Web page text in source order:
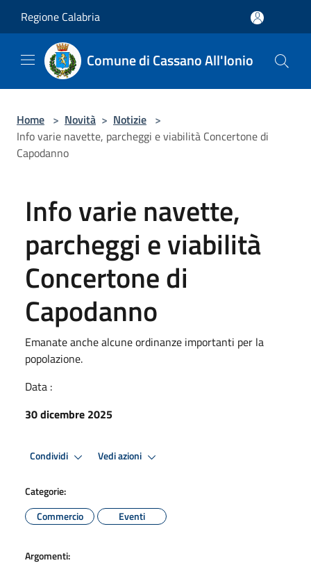
Regione Calabria
Comune di Cassano All'Ionio
Home > Novità > Notizie >
Info varie navette, parcheggi e viabilità Concertone di
Capodanno
Info varie navette,
parcheggi e viabilità
Concertone di
Capodanno
Emanate anche alcune ordinanze importanti per la
popolazione.
Data :
30 dicembre 2025
Condividi Vedi azioni
Categorie:
Commercio
Eventi
Argomenti: